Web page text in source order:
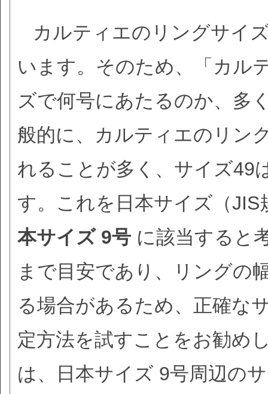
カルティエのリングサイ
います。そのため、「カル
ズで何号にあたるのか、多
般的に、カルティエのリン
れることが多く、サイズ49
す。これを日本サイズ（
本サイズ 9号 に該当すると
まで目安であり、リングの
る場合があるため、正確な
定方法を試すことをお勧め
は、日本サイズ 9号周辺の